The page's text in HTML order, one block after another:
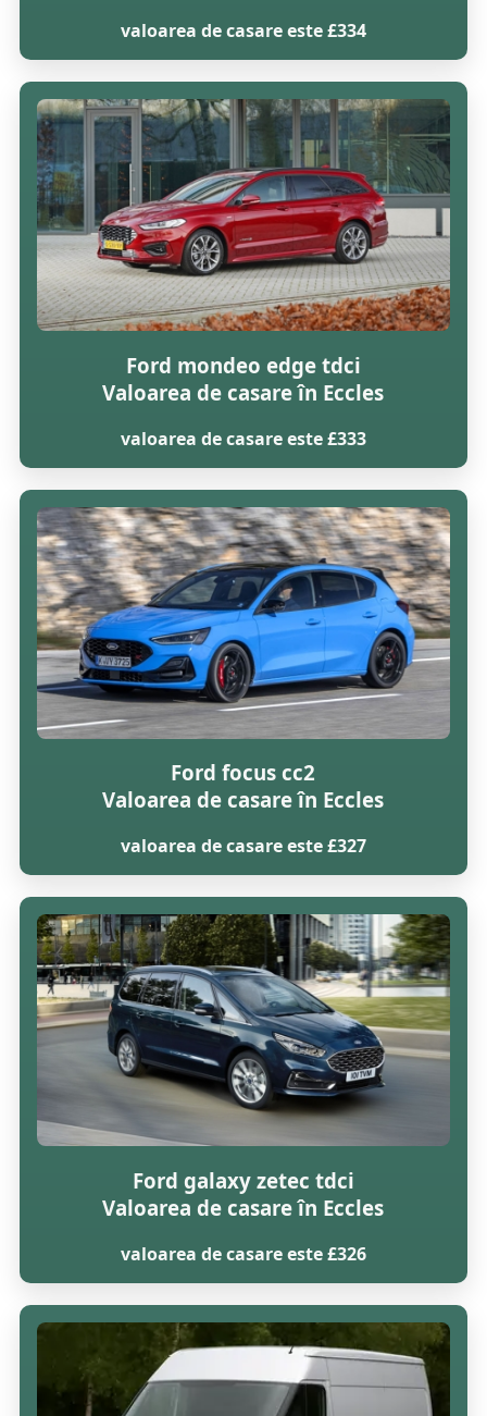
valoarea de casare este £334
Ford mondeo edge tdci
Valoarea de casare în Eccles
valoarea de casare este £333
Ford focus cc2
Valoarea de casare în Eccles
valoarea de casare este £327
Ford galaxy zetec tdci
Valoarea de casare în Eccles
valoarea de casare este £326